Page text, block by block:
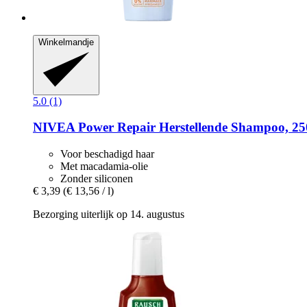
Winkelmandje
5.0 (1)
NIVEAPower Repair Herstellende Shampoo,
Voor beschadigd haar
Met macadamia-olie
Zonder siliconen
€ 3,39 (€ 13,56 / l)
Bezorging uiterlijk op 14. augustus